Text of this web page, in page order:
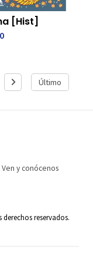
[Hist]
Último
y conócenos
reservados.